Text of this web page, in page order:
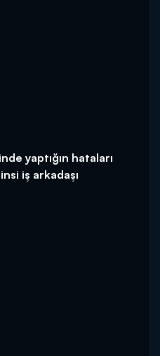
yaptığın hataları
iş arkadaşı